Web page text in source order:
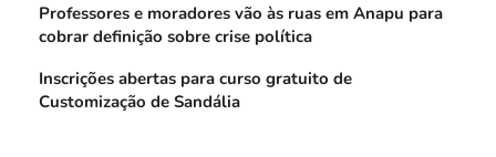
Professores e moradores vão às ruas em Anapu para
cobrar definição sobre crise política
Inscrições abertas para curso gratuito de
Customização de Sandália